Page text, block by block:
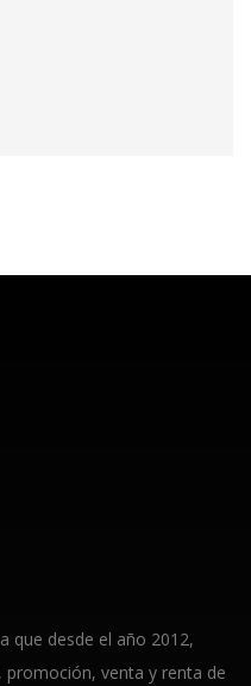
que desde el año 2012,
promoción, venta y renta de